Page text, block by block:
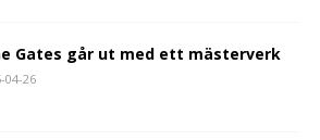
Gates går ut med ett mästerverk
04-26